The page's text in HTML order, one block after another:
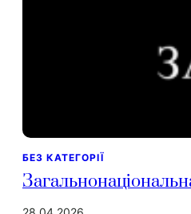
БЕЗ КАТЕГОРІЇ